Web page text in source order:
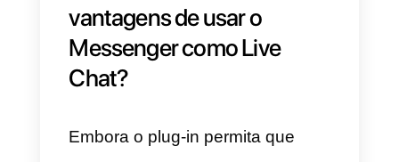
que abandonar a conversa
quandosaírem do site.